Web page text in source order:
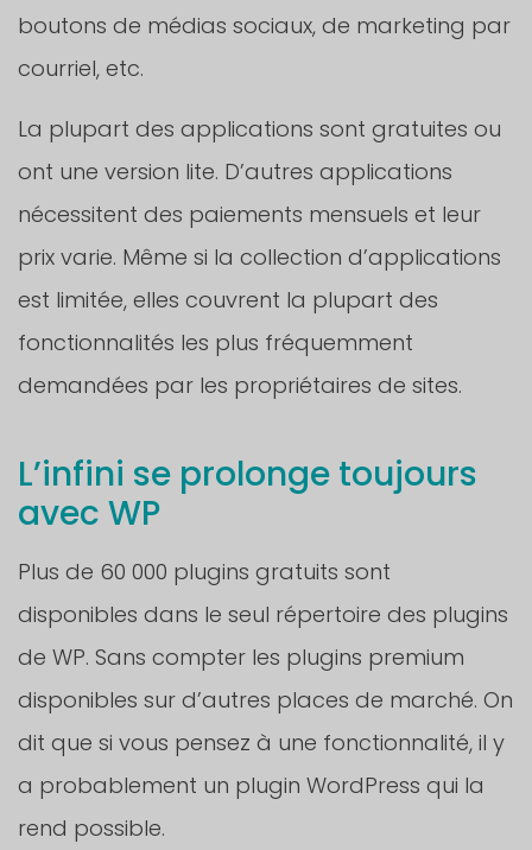
boutons de médias sociaux, de marketing par
courriel, etc.
La plupart des applications sont gratuites ou
ont une version lite. D’autres applications
nécessitent des paiements mensuels et leur
prix varie. Même si la collection d’applications
est limitée, elles couvrent la plupart des
fonctionnalités les plus fréquemment
demandées par les propriétaires de sites.
L’infini se prolonge toujours
avec WP
Plus de 60 000 plugins gratuits sont
disponibles dans le seul répertoire des plugins
de WP. Sans compter les plugins premium
disponibles sur d’autres places de marché. On
dit que si vous pensez à une fonctionnalité, il y
a probablement un plugin WordPress qui la
rend possible.